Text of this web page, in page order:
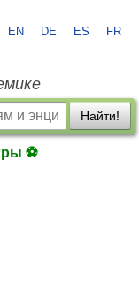
EN DE ES FR
Найти!
⚽